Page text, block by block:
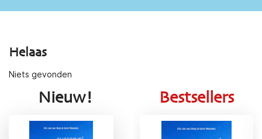
Helaas
Niets gevonden
Nieuw! Bestsellers